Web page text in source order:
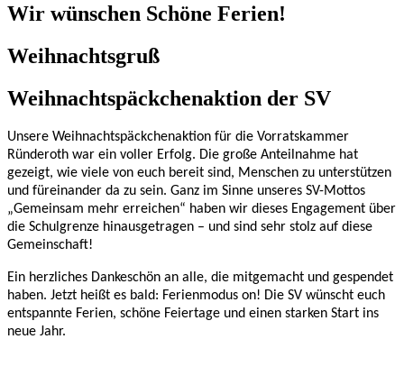
Wir wünschen Schöne Ferien!
Weihnachtsgruß
Weihnachtspäckchenaktion der SV
Unsere Weihnachtspäckchenaktion für die Vorratskammer
Ründeroth war ein voller Erfolg. Die große Anteilnahme hat
gezeigt, wie viele von euch bereit sind, Menschen zu unterstützen
und füreinander da zu sein. Ganz im Sinne unseres SV-Mottos
„Gemeinsam mehr erreichen“ haben wir dieses Engagement über
die Schulgrenze hinausgetragen – und sind sehr stolz auf diese
Gemeinschaft!
Ein herzliches Dankeschön an alle, die mitgemacht und gespendet
haben. Jetzt heißt es bald: Ferienmodus on! Die SV wünscht euch
entspannte Ferien, schöne Feiertage und einen starken Start ins
neue Jahr.